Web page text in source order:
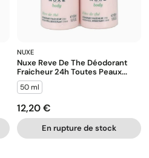
NUXE
Nuxe Reve De The Déodorant
Fraicheur 24h Toutes Peaux...
50 ml
Prix
12,20 €
En rupture de stock